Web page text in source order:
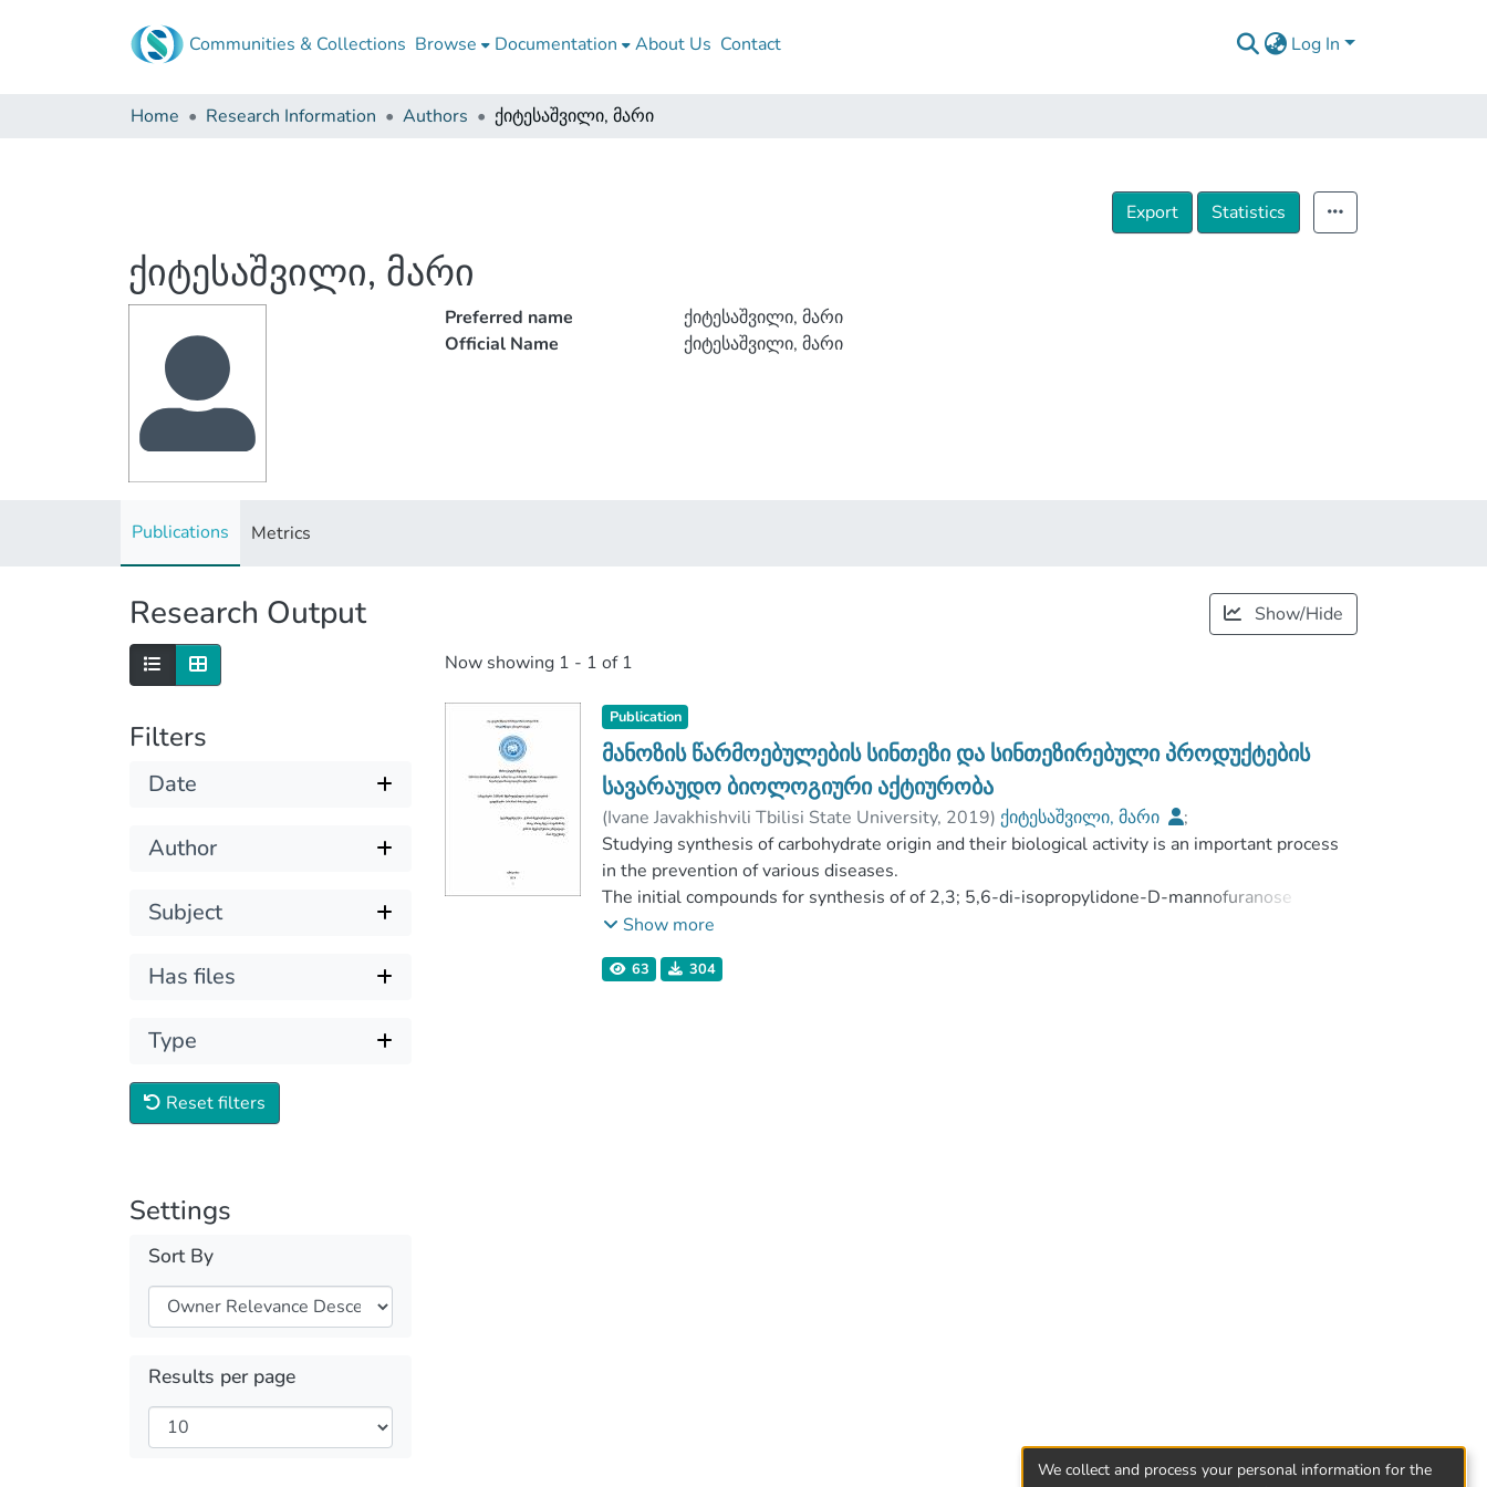
Communities & Collections Browse Documentation About Us Contact Log In
Home Research Information Authors ქიტესაშვილი, მარი
Export Statistics
ქიტესაშვილი, მარი
Preferred name
ქიტესაშვილი, მარი
Official Name
ქიტესაშვილი, მარი
Publications Metrics
Research Output Show/Hide
Filters
Date
Author
Subject
Has files
Type
Reset filters
Settings
Sort By
Results per page
Now showing 1 - 1 of 1
Publication
მანოზის წარმოებულების სინთეზი და სინთეზირებული პროდუქტების
სავარაუდო ბიოლოგიური აქტიურობა
(Ivane Javakhishvili Tbilisi State University, 2019)ქიტესაშვილი, მარი
;
სიდამონიძე, ნელი
;ნუცუბიძე, მაია ;Faculty of Exact and Natural Sciences
;
Ivane Javakhishvili Tbilisi State University
Studying synthesis of carbohydrate origin and their biological activity is an important process
in the prevention of various diseases.
The initial compounds for synthesis of of 2,3; 5,6-di-isopropylidone-D-mannofuranose
containing Nitrozo (-N=O) group were derived from D-manosis (1) diazoprilinden derivative (2)
Dmannofuranosylamine.(3)
Show more
63 304
We collect and process your personal information for the